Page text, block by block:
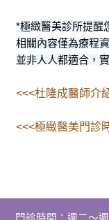
*極緻醫美診所提醒
相關內容僅為療程
並非人人都適合，
<<<杜隆成醫師介
<<<極緻醫美門診